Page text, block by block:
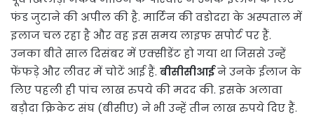
फंड जुटाने की अपील की है. मार्टिन की वडोदरा के अस्पताल में
इलाज चल रहा है और वह इस समय लाइफ सपोर्ट पर हैं.
उनका बीते साल दिसंबर में एक्सीडेंट हो गया था जिससे उन्हें
फेंफड़े और लीवर में चोटें आई हैं. बीसीसीआईने उनके ईलाज के
लिए पहली ही पांच लाख रुपये की मदद की. इसके अलावा
बड़ौदा क्रिकेट संघ (बीसीए) ने भी उन्हें तीन लाख रुपये दिए हैं.